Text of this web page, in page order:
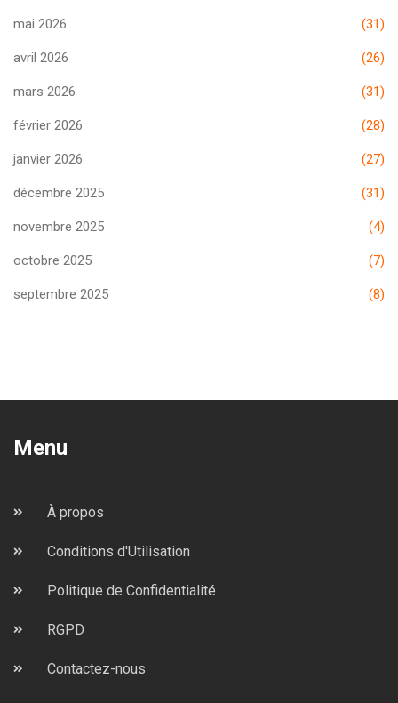
mai 2026 (31)
avril 2026 (26)
mars 2026 (31)
février 2026 (28)
janvier 2026 (27)
décembre 2025 (31)
novembre 2025 (4)
octobre 2025 (7)
septembre 2025 (8)
Menu
À propos
Conditions d'Utilisation
Politique de Confidentialité
RGPD
Contactez-nous